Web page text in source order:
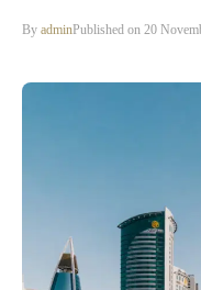
By adminPublished on 20